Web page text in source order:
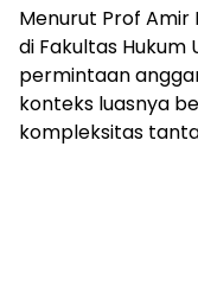
Menurut Prof Amir
di Fakultas Hukum
permintaan
konteks luasnya
kompleksitas